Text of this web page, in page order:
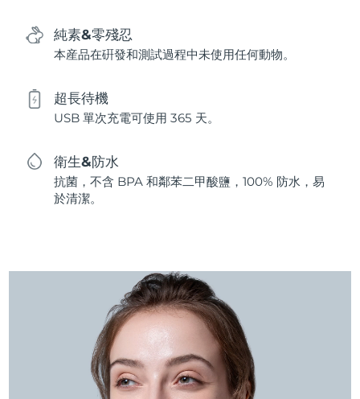
純素&零殘忍
本産品在硏發和測試過程中未使用任何動物。
超長待機
USB 單次充電可使用 365 天。
衛生&防水
抗菌，不含 BPA 和鄰苯二甲酸鹽，100% 防水，易
於清潔。